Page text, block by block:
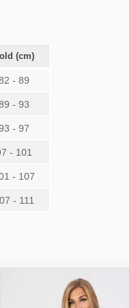
(cm)
- 89
- 93
- 97
- 101
- 107
- 111